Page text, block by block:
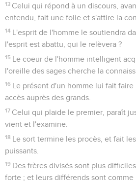
13 Celui qui répond à un discours,
entendu, fait une folie et s'attire la
14 L'esprit de l'homme le soutiendra
l'esprit est abattu, qui le relèvera ?
15 Le coeur de l'homme intelligent
l'oreille des sages cherche la
16 Le présent d'un homme lui fait
accès auprès des grands.
17 Celui qui plaide le premier, paraît
vient et l'examine.
18 Le sort termine les procès, et fait
puissants.
19 Des frères divisés sont plus
forte ; et leurs différends sont comme